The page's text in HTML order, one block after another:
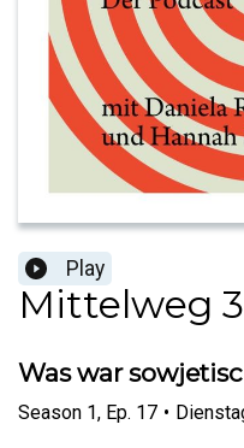
Play
Mittelweg
Was war
Season 1, Ep. 17 •